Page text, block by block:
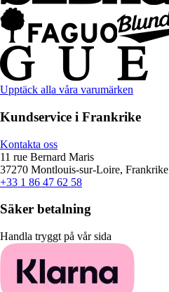
Upptäck alla våra varumärken
Kundservice i Frankrike
Kontakta oss
11 rue Bernard Maris
37270 Montlouis-sur-Loire, Frankrike
+33 1 86 47 62 58
Säker betalning
Handla tryggt på vår sida